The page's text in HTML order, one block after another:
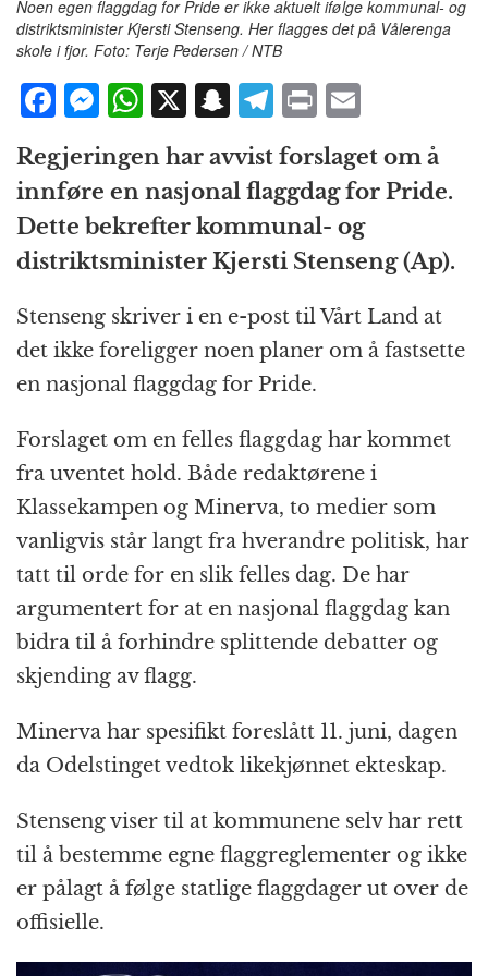
Noen egen flaggdag for Pride er ikke aktuelt ifølge kommunal- og
distriktsminister Kjersti Stenseng. Her flagges det på Vålerenga
skole i fjor. Foto: Terje Pedersen / NTB
F
a
c
e
b
o
o
k
M
e
ss
e
n
g
e
r
W
h
at
s
A
p
p
X S
n
a
p
c
h
at
T
el
e
g
r
a
m
P
ri
n
t
ai
l
Regjeringen har avvist forslaget om å
innføre en nasjonal flaggdag for Pride.
Dette bekrefter kommunal- og
distriktsminister Kjersti Stenseng (Ap).
Stenseng skriver i en e-post til Vårt Land at
det ikke foreligger noen planer om å fastsette
en nasjonal flaggdag for Pride.
Forslaget om en felles flaggdag har kommet
fra uventet hold. Både redaktørene i
Klassekampen og Minerva, to medier som
vanligvis står langt fra hverandre politisk, har
tatt til orde for en slik felles dag. De har
argumentert for at en nasjonal flaggdag kan
bidra til å forhindre splittende debatter og
skjending av flagg.
Minerva har spesifikt foreslått 11. juni, dagen
da Odelstinget vedtok likekjønnet ekteskap.
Stenseng viser til at kommunene selv har rett
til å bestemme egne flaggreglementer og ikke
er pålagt å følge statlige flaggdager ut over de
offisielle.